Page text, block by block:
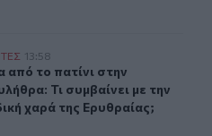
τσουλήθρα: Τι συμβαίνει με
13:58
από το πατίνι στην
από το πατίνι στην
Τι συμβαίνει με την
χαρά της Ερυθραίας;